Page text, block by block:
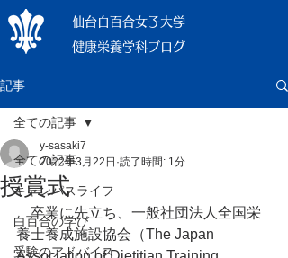
仙台白百合女子大学
健康栄養学科ブログ
記事
全ての記事
キャンパスライフ
白百合の学び
受験のアドバイス
全ての記事
授賞式
y-sasaki7
2022年3月22日 読了時間: 1分
卒業に先立ち、一般社団法人全国栄
養士養成施設協会（The Japan